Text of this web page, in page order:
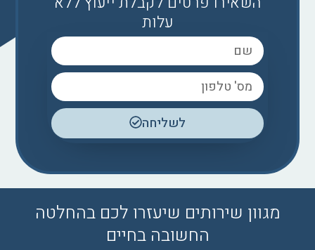
עלות
לשליחה
מגוון שירותים שיעזרו לכם בהחלטה
החשובה בחיים​